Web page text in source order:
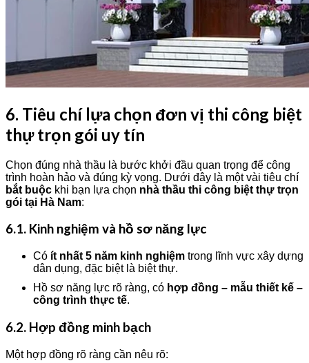
6. Tiêu chí lựa chọn đơn vị thi công biệt
thự trọn gói uy tín
Chọn đúng nhà thầu là bước khởi đầu quan trọng để công
trình hoàn hảo và đúng kỳ vọng. Dưới đây là một vài tiêu chí
bắt buộc khi bạn lựa chọn nhà thầu thi công biệt thự trọn
gói tại Hà Nam:
6.1. Kinh nghiệm và hồ sơ năng lực
Có ít nhất 5 năm kinh nghiệm trong lĩnh vực xây dựng
dân dụng, đặc biệt là biệt thự.
Hồ sơ năng lực rõ ràng, có hợp đồng – mẫu thiết kế –
công trình thực tế.
6.2. Hợp đồng minh bạch
Một hợp đồng rõ ràng cần nêu rõ: